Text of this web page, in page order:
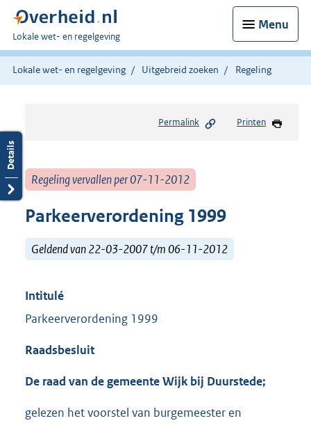
Menu
U
bent
hier:
Lokale wet- en regelgeving
Lokale wet- en regelgeving Uitgebreid zoeken Regeling
Permalink Printen
Regeling vervallen per 07-11-2012
Parkeerverordening 1999
Geldend van 22-03-2007 t/m 06-11-2012
Intitulé
Parkeerverordening 1999
Raadsbesluit
De raad van de gemeente Wijk bij Duurstede;
gelezen het voorstel van burgemeester en